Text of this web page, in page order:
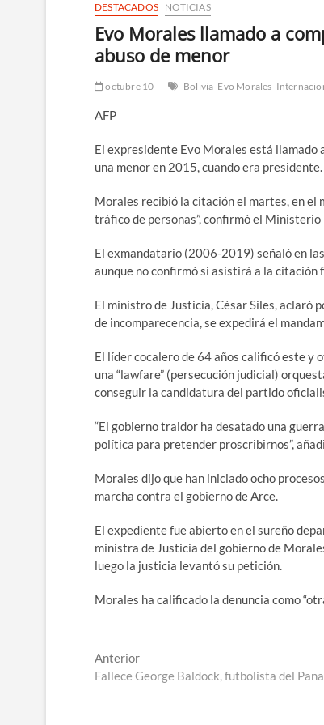
DESTACADOS NOTICIAS
Evo Morales llamado a
abuso de menor
octubre 10 Bolivia Evo Morales
AFP
El expresidente Evo Morales está llamado
una menor en 2015, cuando era presidente.
Morales recibió la citación el martes, en el
tráfico de personas”, confirmó el Ministerio
El exmandatario (2006-2019) señaló en
aunque no confirmó si asistirá a la citación
El ministro de Justicia, César Siles, aclaró
de incomparecencia, se expedirá el
El líder cocalero de 64 años calificó este
una “lawfare” (persecución judicial)
conseguir la candidatura del partido
“El gobierno traidor ha desatado una
política para pretender proscribirnos”,
Morales dijo que han iniciado ocho
marcha contra el gobierno de Arce.
El expediente fue abierto en el sureño
ministra de Justicia del gobierno de
luego la justicia levantó su petición.
Morales ha calificado la denuncia como
Navegación
de
AnteriorEntrada
anterior:
Fallece George Baldock, futbolista del